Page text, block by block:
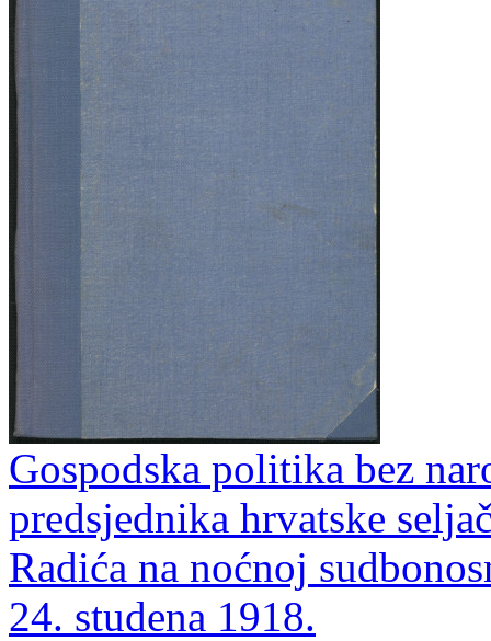
Gospodska politika bez
predsjednika hrvatske
Radića na noćnoj
24. studena 1918.